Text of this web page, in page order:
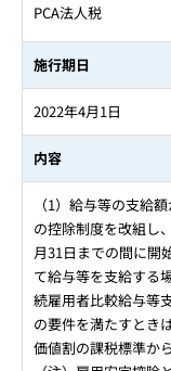
PCA法人税
施行期日
2022年4月1日
内容
（1）給与等の支給
の控除制度を改組し
月31日までの間に開
て給与等を支給する
続雇用者比較給与等
の要件を満たすとき
価値割の課税標準か